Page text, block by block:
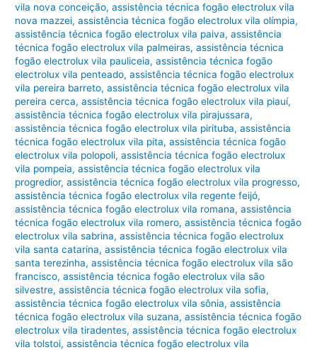
vila nova conceição,assistência técnica fogão electrolux vila
nova mazzei,assistência técnica fogão electrolux vila olímpia,
assistência técnica fogão electrolux vila paiva,assistência
técnica fogão electrolux vila palmeiras,assistência técnica
fogão electrolux vila pauliceia,assistência técnica fogão
electrolux vila penteado,assistência técnica fogão electrolux
vila pereira barreto,assistência técnica fogão electrolux vila
pereira cerca,assistência técnica fogão electrolux vila piauí,
assistência técnica fogão electrolux vila pirajussara,
assistência técnica fogão electrolux vila pirituba,assistência
técnica fogão electrolux vila pita,assistência técnica fogão
electrolux vila polopoli,assistência técnica fogão electrolux
vila pompeia,assistência técnica fogão electrolux vila
progredior,assistência técnica fogão electrolux vila progresso,
assistência técnica fogão electrolux vila regente feijó,
assistência técnica fogão electrolux vila romana,assistência
técnica fogão electrolux vila romero,assistência técnica fogão
electrolux vila sabrina,assistência técnica fogão electrolux
vila santa catarina,assistência técnica fogão electrolux vila
santa terezinha,assistência técnica fogão electrolux vila são
francisco,assistência técnica fogão electrolux vila são
silvestre,assistência técnica fogão electrolux vila sofia,
assistência técnica fogão electrolux vila sônia,assistência
técnica fogão electrolux vila suzana,assistência técnica fogão
electrolux vila tiradentes,assistência técnica fogão electrolux
vila tolstoi,assistência técnica fogão electrolux vila